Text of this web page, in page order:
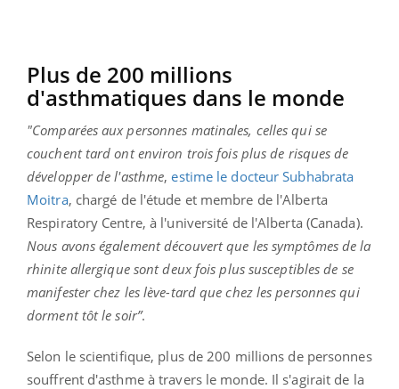
Plus de 200 millions
d'asthmatiques dans le monde
"Comparées aux personnes matinales, celles qui se
couchent tard ont environ trois fois plus de risques de
développer de l'asthme,estime le docteur Subhabrata
Moitra, chargé de l'étude et membre de l'Alberta
Respiratory Centre, à l'université de l'Alberta (Canada).
Nous avons également découvert que les symptômes de la
rhinite allergique sont deux fois plus susceptibles de se
manifester chez les lève-tard que chez les personnes qui
dorment tôt le soir”.
Selon le scientifique, plus de 200 millions de personnes
souffrent d'asthme à travers le monde. Il s'agirait de la